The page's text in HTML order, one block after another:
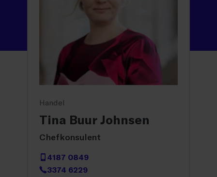
Handel
Tina Buur Johnsen
Chefkonsulent
4187 0849
3374 6229